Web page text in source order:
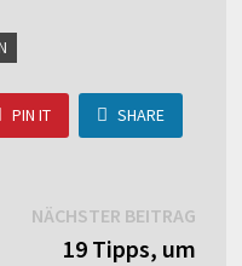
PIN IT SHARE
NÄCHSTER BEITRAG
19 Tipps, um